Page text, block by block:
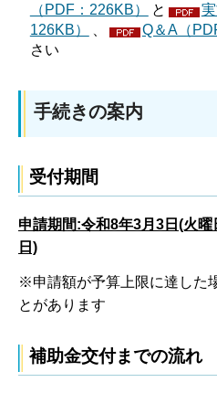
（PDF：226KB）
と
126KB）
Q＆A（
さい
手続きの案内
受付期間
申請期間:令和8年3月3日(火
日)
※申請額が予算上限に達した
とがあります
補助金交付までの流れ